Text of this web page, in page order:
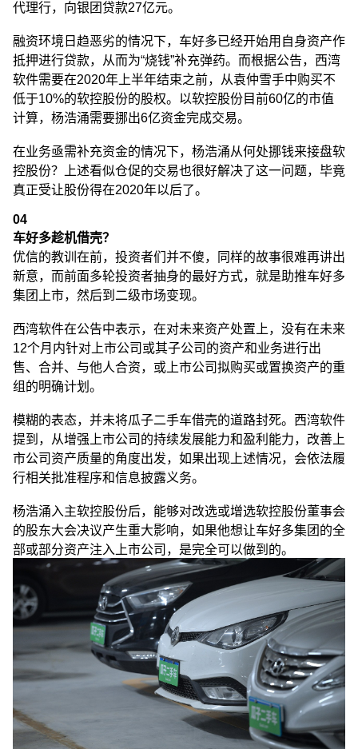
代理行，向银团贷款27亿元。
融资环境日趋恶劣的情况下，车好多已经开始用自身资产作
抵押进行贷款，从而为“烧钱”补充弹药。而根据公告，西湾
软件需要在2020年上半年结束之前，从袁仲雪手中购买不
低于10%的软控股份的股权。以软控股份目前60亿的市值
计算，杨浩涌需要挪出6亿资金完成交易。
在业务亟需补充资金的情况下，杨浩涌从何处挪钱来接盘软
控股份？上述看似仓促的交易也很好解决了这一问题，毕竟
真正受让股份得在2020年以后了。
04
车好多趁机借壳？
优信的教训在前，投资者们并不傻，同样的故事很难再讲出
新意，而前面多轮投资者抽身的最好方式，就是助推车好多
集团上市，然后到二级市场变现。
西湾软件在公告中表示，在对未来资产处置上，没有在未来
12个月内针对上市公司或其子公司的资产和业务进行出
售、合并、与他人合资，或上市公司拟购买或置换资产的重
组的明确计划。
模糊的表态，并未将瓜子二手车借壳的道路封死。西湾软件
提到，从增强上市公司的持续发展能力和盈利能力，改善上
市公司资产质量的角度出发，如果出现上述情况，会依法履
行相关批准程序和信息披露义务。
杨浩涌入主软控股份后，能够对改选或增选软控股份董事会
的股东大会决议产生重大影响，如果他想让车好多集团的全
部或部分资产注入上市公司，是完全可以做到的。